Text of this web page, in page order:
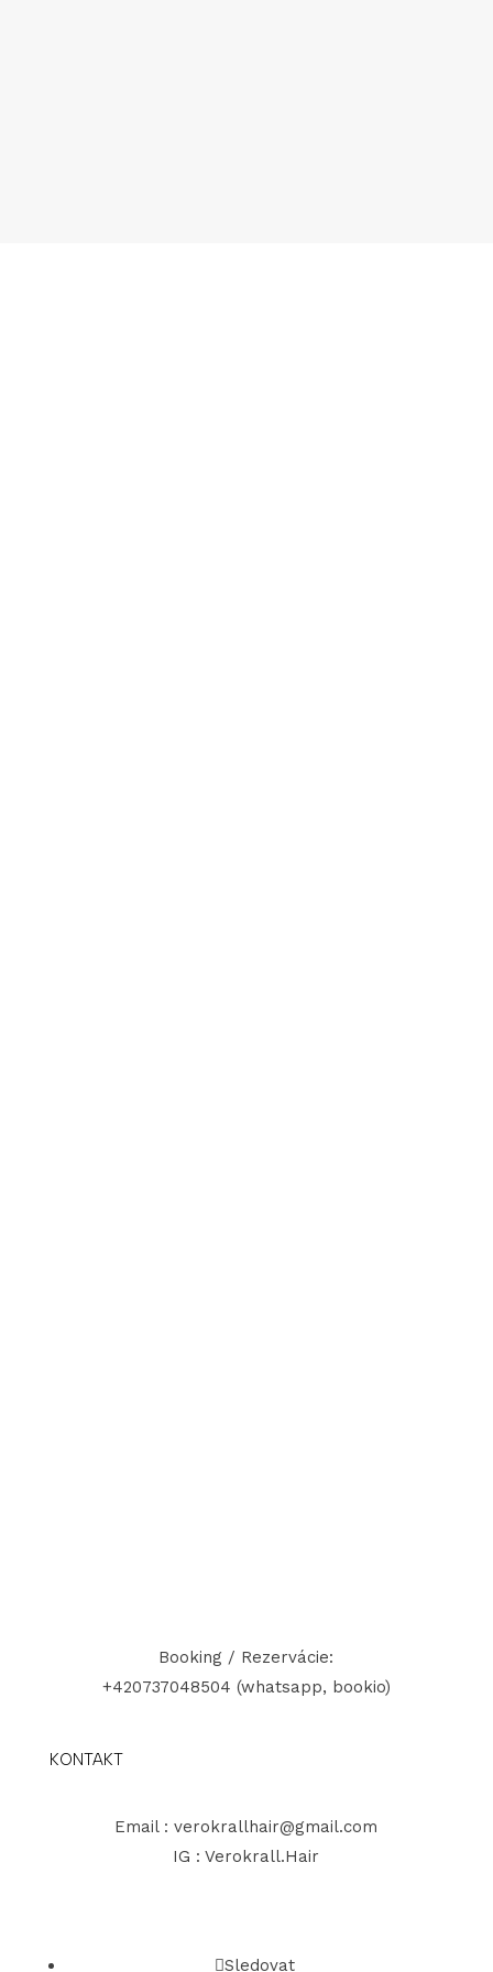
Booking / Rezervácie:
+420737048504 (whatsapp, bookio)
KONTAKT
Email :verokrallhair@gmail.com
IG : Verokrall.Hair
Sledovat